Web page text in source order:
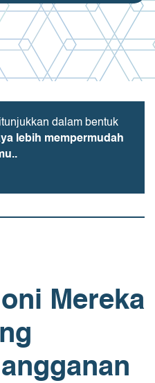
dalam bentuk
lebih mempermudah
Mereka